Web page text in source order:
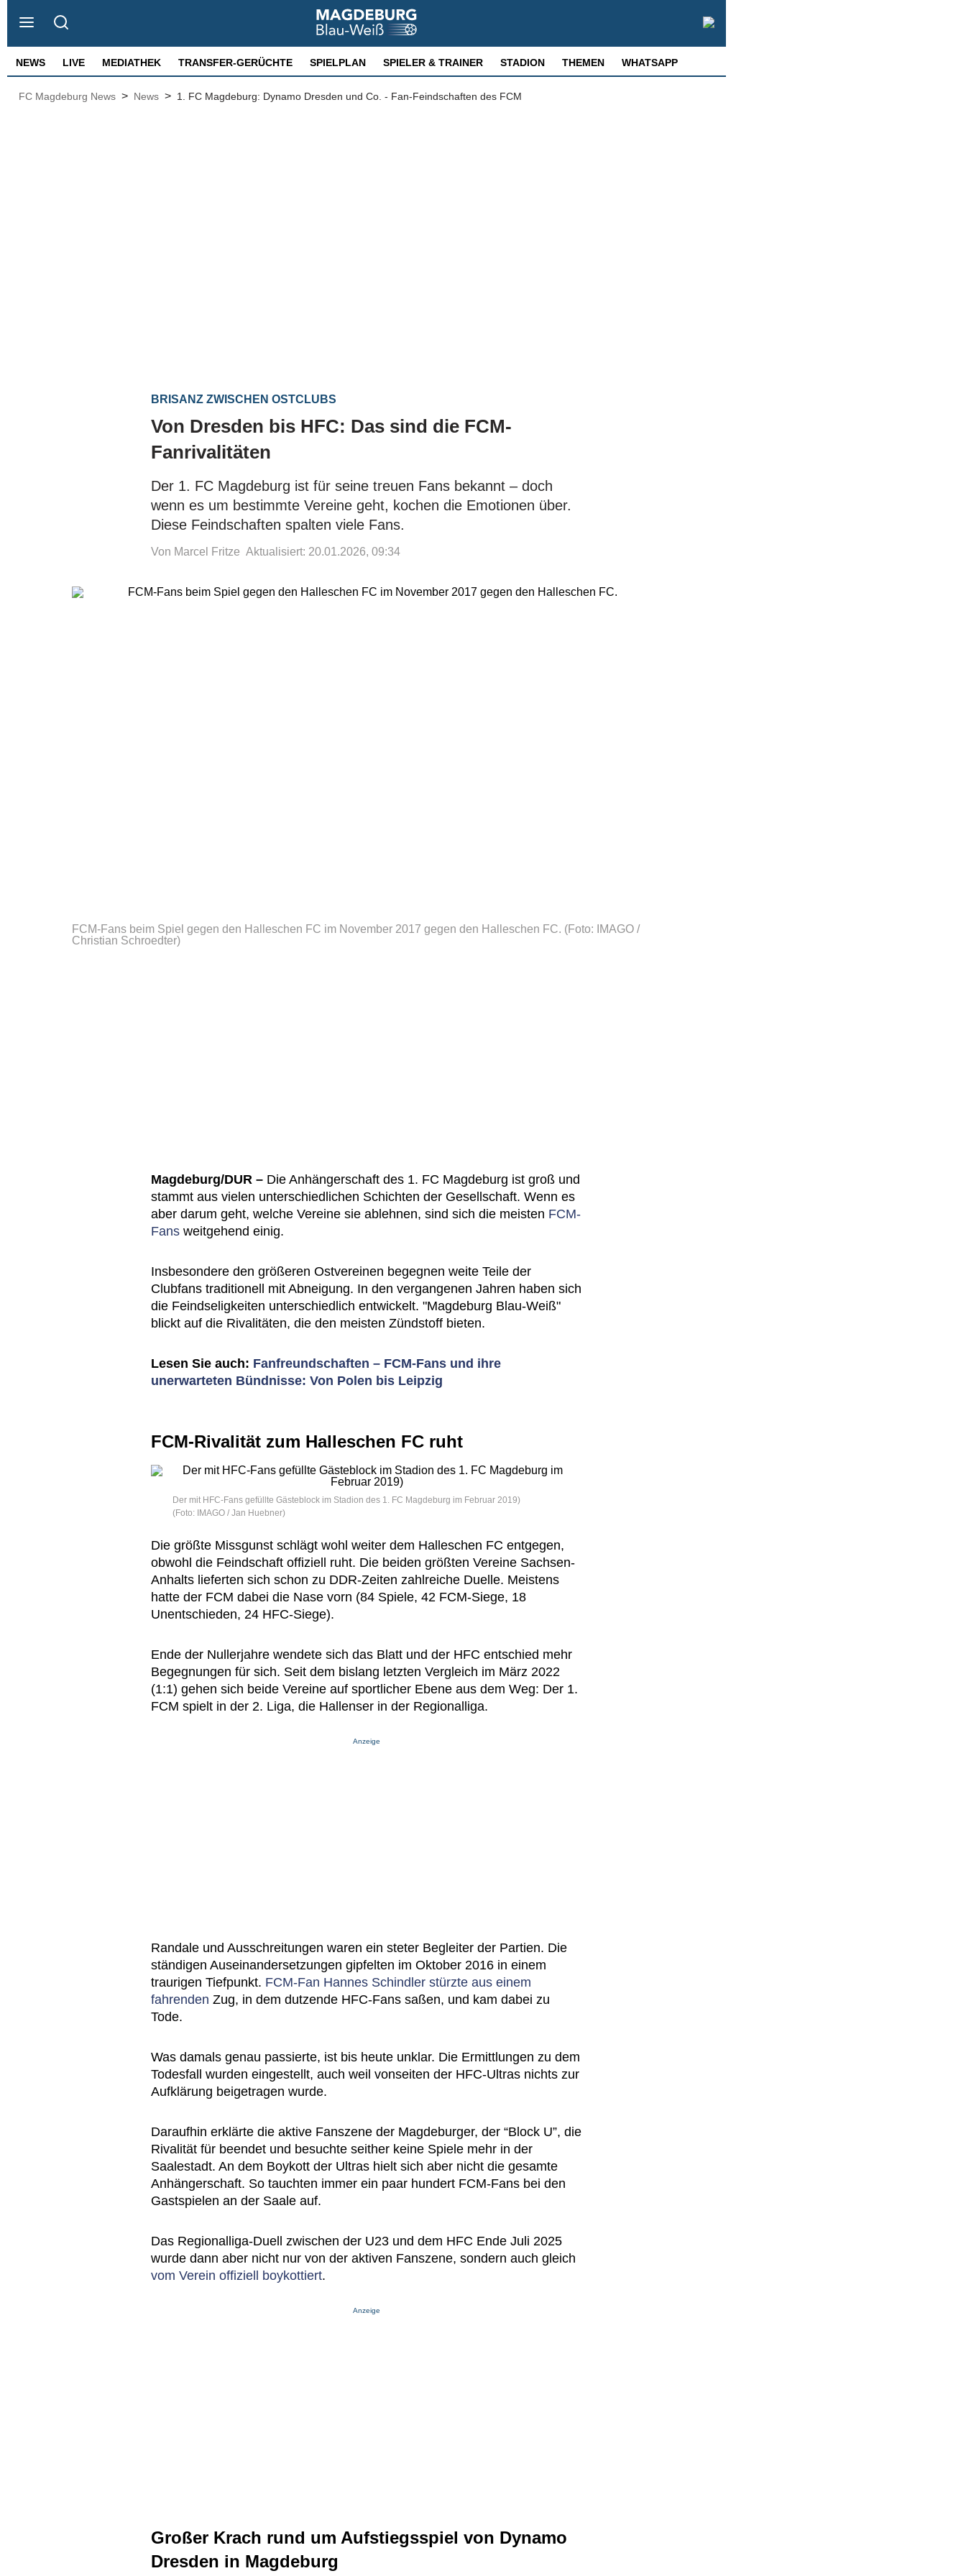
NEWS LIVE MEDIATHEK TRANSFER-GERÜCHTE SPIELPLAN SPIELER & TRAINER STADION THEMEN WHATSAPP
FC Magdeburg News > News > 1. FC Magdeburg: Dynamo Dresden und Co. - Fan-Feindschaften des FCM
BRISANZ ZWISCHEN OSTCLUBS
Von Dresden bis HFC: Das sind die FCM-
Fanrivalitäten
Der 1. FC Magdeburg ist für seine treuen Fans bekannt – doch
wenn es um bestimmte Vereine geht, kochen die Emotionen über.
Diese Feindschaften spalten viele Fans.
Von Marcel Fritze Aktualisiert: 20.01.2026, 09:34
FCM-Fans beim Spiel gegen den Halleschen FC im November 2017 gegen den Halleschen FC. (Foto: IMAGO /
Christian Schroedter)
Magdeburg/DUR – Die Anhängerschaft des 1. FC Magdeburg ist groß und
stammt aus vielen unterschiedlichen Schichten der Gesellschaft. Wenn es
aber darum geht, welche Vereine sie ablehnen, sind sich die meisten FCM-
Fans weitgehend einig.
Insbesondere den größeren Ostvereinen begegnen weite Teile der
Clubfans traditionell mit Abneigung. In den vergangenen Jahren haben sich
die Feindseligkeiten unterschiedlich entwickelt. "Magdeburg Blau-Weiß"
blickt auf die Rivalitäten, die den meisten Zündstoff bieten.
Lesen Sie auch: Fanfreundschaften – FCM-Fans und ihre
unerwarteten Bündnisse: Von Polen bis Leipzig
FCM-Rivalität zum Halleschen FC ruht
Der mit HFC-Fans gefüllte Gästeblock im Stadion des 1. FC Magdeburg im Februar 2019)
(Foto: IMAGO / Jan Huebner)
Die größte Missgunst schlägt wohl weiter dem Halleschen FC entgegen,
obwohl die Feindschaft offiziell ruht. Die beiden größten Vereine Sachsen-
Anhalts lieferten sich schon zu DDR-Zeiten zahlreiche Duelle. Meistens
hatte der FCM dabei die Nase vorn (84 Spiele, 42 FCM-Siege, 18
Unentschieden, 24 HFC-Siege).
Ende der Nullerjahre wendete sich das Blatt und der HFC entschied mehr
Begegnungen für sich. Seit dem bislang letzten Vergleich im März 2022
(1:1) gehen sich beide Vereine auf sportlicher Ebene aus dem Weg: Der 1.
FCM spielt in der 2. Liga, die Hallenser in der Regionalliga.
Anzeige
Randale und Ausschreitungen waren ein steter Begleiter der Partien. Die
ständigen Auseinandersetzungen gipfelten im Oktober 2016 in einem
traurigen Tiefpunkt. FCM-Fan Hannes Schindler stürzte aus einem
fahrenden Zug, in dem dutzende HFC-Fans saßen, und kam dabei zu
Tode.
Was damals genau passierte, ist bis heute unklar. Die Ermittlungen zu dem
Todesfall wurden eingestellt, auch weil vonseiten der HFC-Ultras nichts zur
Aufklärung beigetragen wurde.
Daraufhin erklärte die aktive Fanszene der Magdeburger, der “Block U”, die
Rivalität für beendet und besuchte seither keine Spiele mehr in der
Saalestadt. An dem Boykott der Ultras hielt sich aber nicht die gesamte
Anhängerschaft. So tauchten immer ein paar hundert FCM-Fans bei den
Gastspielen an der Saale auf.
Das Regionalliga-Duell zwischen der U23 und dem HFC Ende Juli 2025
wurde dann aber nicht nur von der aktiven Fanszene, sondern auch gleich
vom Verein offiziell boykottiert.
Anzeige
Großer Krach rund um Aufstiegsspiel von Dynamo
Dresden in Magdeburg